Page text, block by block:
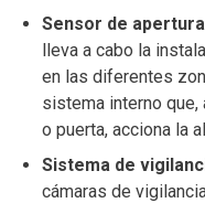
Sensor de
lleva a cabo la
en las diferentes
sistema interno que,
o puerta, acciona la
Sistema de
cámaras de